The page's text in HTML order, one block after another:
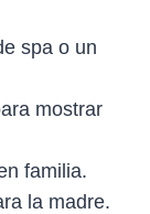
spa o un
mostrar
familia.
la madre.